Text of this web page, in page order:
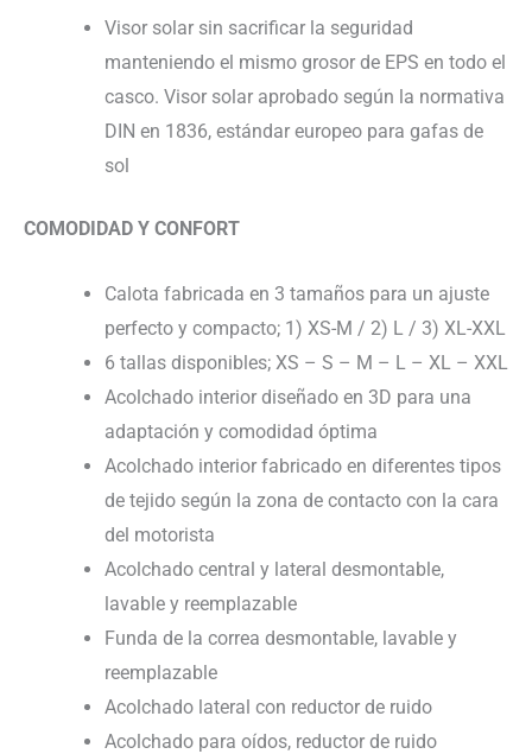
Visor solar sin sacrificar la seguridad
manteniendo el mismo grosor de EPS en todo el
casco. Visor solar aprobado según la normativa
DIN en 1836, estándar europeo para gafas de
sol
COMODIDAD Y CONFORT
Calota fabricada en 3 tamaños para un ajuste
perfecto y compacto; 1) XS-M / 2) L / 3) XL-XXL
6 tallas disponibles; XS – S – M – L – XL – XXL
Acolchado interior diseñado en 3D para una
adaptación y comodidad óptima
Acolchado interior fabricado en diferentes tipos
de tejido según la zona de contacto con la cara
del motorista
Acolchado central y lateral desmontable,
lavable y reemplazable
Funda de la correa desmontable, lavable y
reemplazable
Acolchado lateral con reductor de ruido
Acolchado para oídos, reductor de ruido